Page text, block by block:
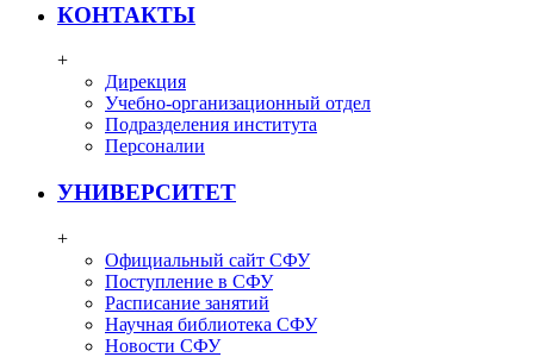
КОНТАКТЫ
+
Дирекция
Учебно-организационный отдел
Подразделения института
Персоналии
УНИВЕРСИТЕТ
+
Официальный сайт СФУ
Поступление в СФУ
Расписание занятий
Научная библиотека СФУ
Новости СФУ